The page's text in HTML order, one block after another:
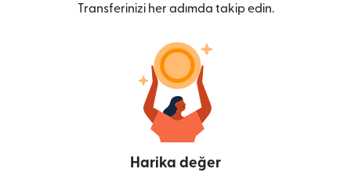
Transferinizi her adımda takip edin.
Harika değer